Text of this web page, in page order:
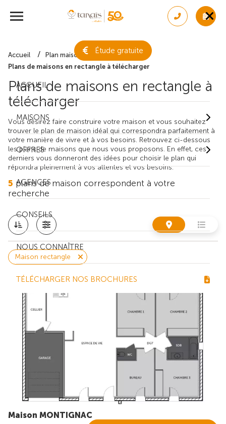
Étude gratuite
ACCUEIL
MAISONS
OFFRES
AGENCES
CONSEILS
NOUS CONNAÎTRE
TÉLÉCHARGER NOS BROCHURES
Accueil
Plan maison gratuit
Plans de maisons en rectangle à télécharger
Plans de maisons en rectangle à
télécharger
Vous désirez faire construire votre maison et vous souhaitez
trouver le plan de maison idéal qui correspondra parfaitement à
votre manière de vivre et à vos besoins. Retrouvez ci-dessous
les plans de maisons que nous vous proposons. En effet, ces
derniers vous donneront des idées pour choisir le plan qui
répondra pleinement à vos attentes et vos besoins.
5 plans de maison correspondent à votre
recherche
Maison rectangle
Maison MONTIGNAC